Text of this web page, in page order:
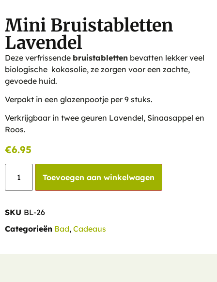
Mini Bruistabletten
Lavendel
Deze verfrissende bruistabletten bevatten lekker veel
biologische kokosolie, ze zorgen voor een zachte,
gevoede huid.
Verpakt in een glazenpootje per 9 stuks.
Verkrijgbaar in twee geuren Lavendel, Sinaasappel en
Roos.
€6.95
Toevoegen aan winkelwagen
SKU BL-26
Categorieën Bad, Cadeaus